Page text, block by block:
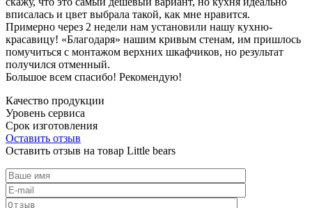
вписалась и цвет выбрала такой, как мне нравится.
Примерно через 2 недели нам установили нашу кухню-
красавицу! «Благодаря» нашим кривым стенам, им пришлось
помучиться с монтажом верхних шкафчиков, но результат
получился отменный.
Большое всем спасибо! Рекомендую!
Качество продукции
Уровень сервиса
Срок изготовления
Оставить отзыв
Оставить отзыв на товар Little bears